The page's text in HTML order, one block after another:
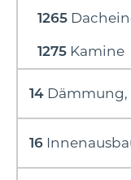
1265
1275 Kamine
14
16